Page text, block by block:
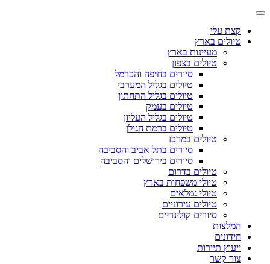
קצת עלי
טיולים בארץ
מעיינות בארץ
טיולים בצפון
סיורים בחיפה והכרמל
טיולים בגליל המערבי
טיולים בגליל התחתון
טיולים בעמק
טיולים בגליל העליון
טיולים ברמת הגולן
טיולים במרכז
סיורים בתל אביב והסביבה
סיורים בירושלים והסביבה
טיולים בדרום
טיולי משפחות בארץ
טיולי גמלאים
טיולים עירוניים
סיורים קולינריים
המלצות
חידונים
ייעוץ תיירות
צור קשר